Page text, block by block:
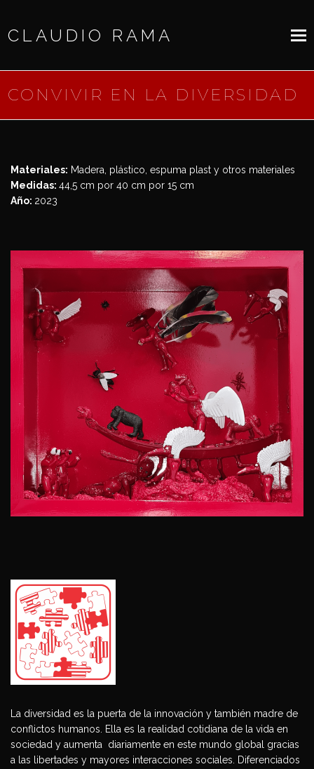
CLAUDIO RAMA
CONVIVIR EN LA DIVERSIDAD
Materiales: Madera, plástico, espuma plast y otros materiales
Medidas: 44,5 cm por 40 cm por 15 cm
Año: 2023
La diversidad es la puerta de la innovación y también madre de
conflictos humanos. Ella es la realidad cotidiana de la vida en
sociedad y aumenta diariamente en este mundo global gracias
a las libertades y mayores interacciones sociales. Diferenciados